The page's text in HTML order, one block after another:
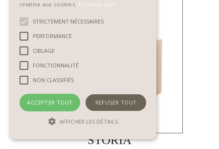
STORIA
relative aux cookies. En savoir plus
STRICTEMENT NÉCESSAIRES
PERFORMANCE
CIBLAGE
FONCTIONNALITÉ
NON CLASSIFIÉS
ACCEPTER TOUT REFUSER TOUT
AFFICHER LES DÉTAILS